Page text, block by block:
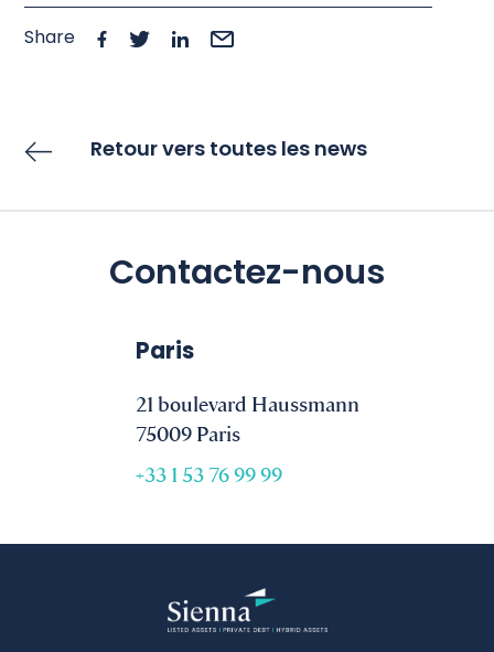
Share
Retour vers toutes les news
Contactez-nous
Paris
21 boulevard Haussmann
75009 Paris
+33 1 53 76 99 99